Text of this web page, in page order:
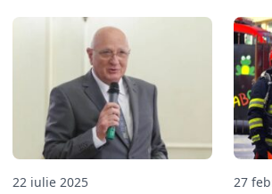
22 iulie 2025 27